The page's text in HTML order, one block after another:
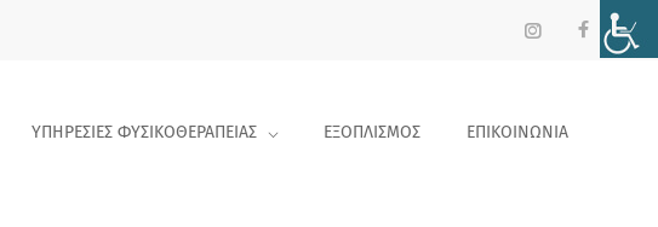
ΥΠΗΡΕΣΙΕΣ ΦΥΣΙΚΟΘΕΡΑΠΕΙΑΣ ΕΞΟΠΛΙΣΜΟΣ ΕΠΙΚΟΙΝΩΝΙΑ